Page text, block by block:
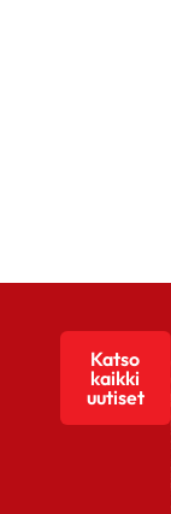
Katso
kaikki
uutiset